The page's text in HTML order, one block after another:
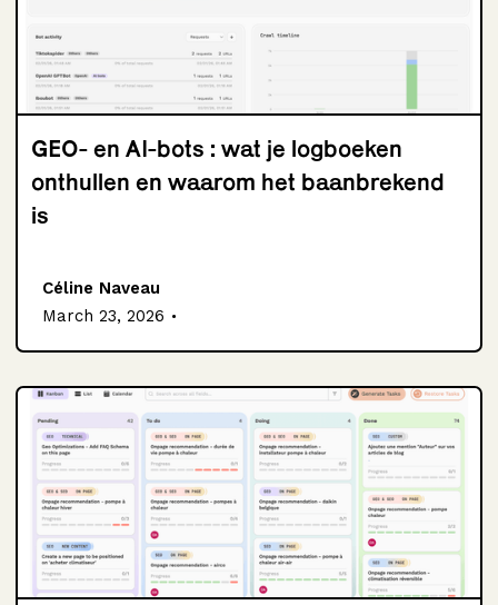
GEO- en AI-bots : wat je logboeken
onthullen en waarom het baanbrekend
is
Céline Naveau
March 23, 2026 .